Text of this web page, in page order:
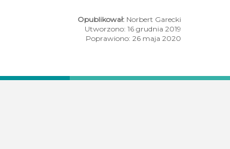
Norbert Garecki
Utworzono: 16 grudnia 2019
Poprawiono: 26 maja 2020